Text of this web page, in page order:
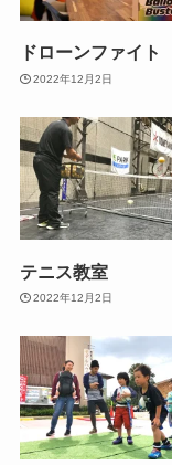
ドローンファイト
2022年12月2日
テニス教室
2022年12月2日